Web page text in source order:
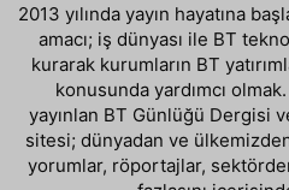
2013 yılında yayın hayatına
amacı; iş dünyası ile BT
kurarak kurumların BT
konusunda yardımcı
yayınlan BT Günlüğü Dergisi
sitesi; dünyadan ve
yorumlar, röportajlar,